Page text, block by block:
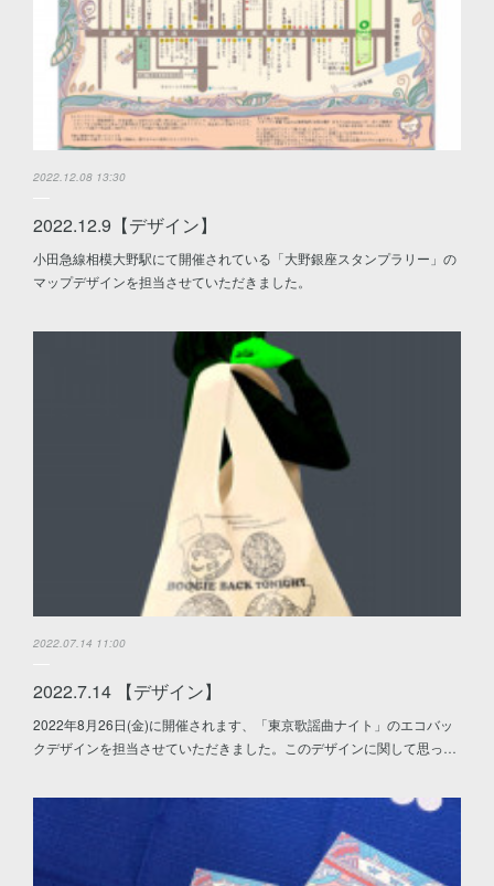
2022.12.08 13:30
2022.12.9【デザイン】
小田急線相模大野駅にて開催されている「大野銀座スタンプラリー」の
マップデザインを担当させていただきました。
2022.07.14 11:00
2022.7.14 【デザイン】
2022年8月26日(金)に開催されます、「東京歌謡曲ナイト」のエコバッ
クデザインを担当させていただきました。このデザインに関して思っ…